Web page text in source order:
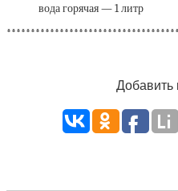
вода горячая — 1 литр
Добавить